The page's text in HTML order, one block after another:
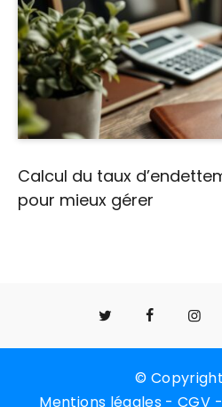
Calcul du taux
pour mieux gérer
©
Mentions légales -CGV